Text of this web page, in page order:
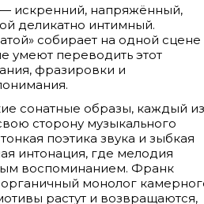
искренний, напряжённый,
деликатно интимный.
собирает на одной сцене
умеют переводить этот
фразировки и
сонатные образы, каждый из
сторону музыкального
поэтика звука и зыбкая
интонация, где мелодия
воспоминанием. Франк
органичный монолог
растут и возвращаются,
news@klops.ru. Реклама: +7 (931) 107 50 00,
20 51, reklama@klops.ru
ул. Рокоссовского, 16/18, пом. I,
номер и дата принятия
- 78739 от 20 июля 2020 года,
по надзору в сфере связи,
коммуникаций (Роскомнадзор).
подписанные «CC 4.0» доступны по
Commons «Attribution-ShareAlike»
На тех же условиях») 4.0 Всемирная
остальных материалов необходимо
правообладателя
обработки персональных